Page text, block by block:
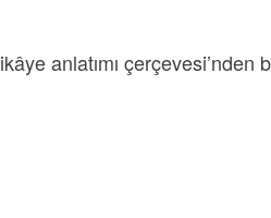
anlatımı çerçevesi’nden